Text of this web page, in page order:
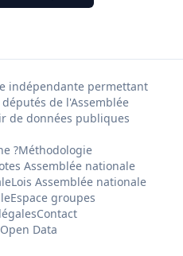
indépendante permettant
de l'Assemblée
de données publiques
?Méthodologie
Assemblée nationale
Lois Assemblée nationale
Espace groupes
Contact
Open Data